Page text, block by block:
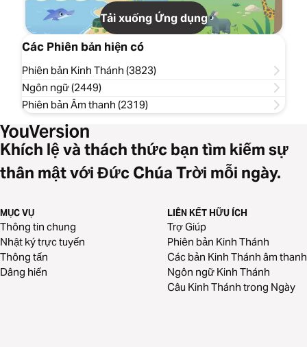
Tải xuống Ứng dụng
Các Phiên bản hiện có
Phiên bản Kinh Thánh (3823)
Ngôn ngữ (2449)
Phiên bản Âm thanh (2319)
Khích lệ và thách thức bạn tìm kiếm sự
thân mật với Đức Chúa Trời mỗi ngày.
MỤC VỤ
Thông tin chung
Nhật ký trực tuyến
Thông tấn
Dâng hiến
LIÊN KẾT HỮU ÍCH
Trợ Giúp
Phiên bản Kinh Thánh
Các bản Kinh Thánh âm thanh
Ngôn ngữ Kinh Thánh
Câu Kinh Thánh trong Ngày